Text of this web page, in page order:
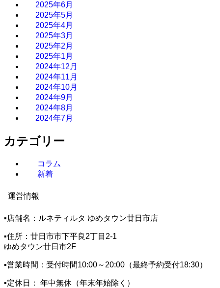
2025年6月
2025年5月
2025年4月
2025年3月
2025年2月
2025年1月
2024年12月
2024年11月
2024年10月
2024年9月
2024年8月
2024年7月
カテゴリー
コラム
新着
運営情報
▪️店舗名：ルネティルタ ゆめタウン廿日市店
▪️住所：廿日市市下平良2丁目2-1
ゆめタウン廿日市2F
▪️営業時間：受付時間10:00～20:00（最終予約受付18:30）
▪️定休日： 年中無休（年末年始除く）